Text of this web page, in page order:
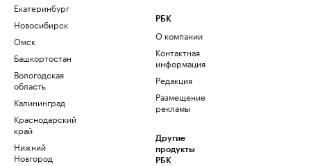
Екатеринбург
Новосибирск
Омск
Башкортостан
Вологодская
область
Калининград
Краснодарский
край
Нижний
Новгород
РБК
О компании
Контактная
информация
Редакция
Размещение
рекламы
Другие
продукты
РБК